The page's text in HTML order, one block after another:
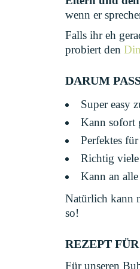
wenn er
Falls ihr eh
probiert den
DARUM
Super easy
Kann sofort
Perfektes
Richtig
Kann an
Natürlich kann
so!
REZEPT
Für unseren